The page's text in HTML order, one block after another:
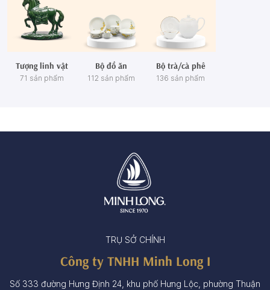
Tượng linh vật
71 sản phẩm
Bộ đồ ăn
112 sản phẩm
Bộ trà/cà phê
136 sản phẩm
TRỤ SỞ CHÍNH
Công ty TNHH Minh Long I
Số 333 đường Hưng Định 24, khu phố Hưng Lộc, phường Thuận